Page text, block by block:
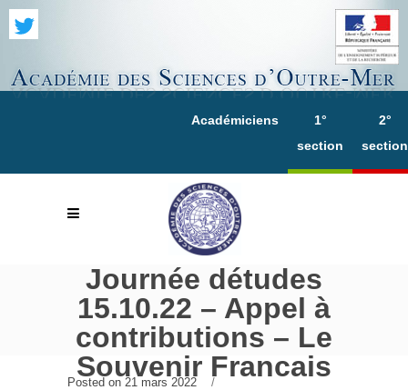
Académiciens
1°
section
2°
section
Journée détudes
15.10.22 – Appel à
contributions – Le
Souvenir Francais
Posted on 21 mars 2022